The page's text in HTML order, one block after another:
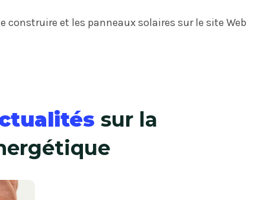
et les panneaux solaires sur le site Web
sur la